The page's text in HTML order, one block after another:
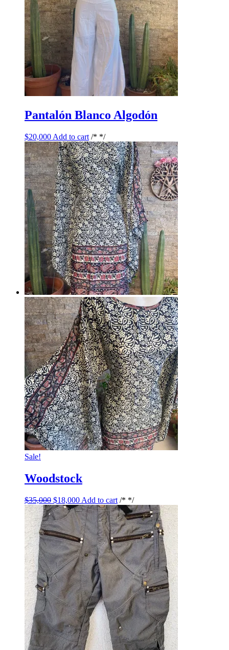
Pantalón Blanco Algodón
$20,000 Add to cart /* */
Sale!
Woodstock
$35,000 $18,000 Add to cart /* */